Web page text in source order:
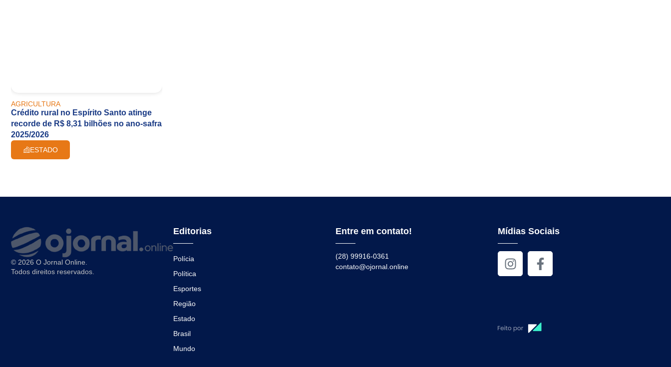
AGRICULTURA
Crédito rural no Espírito Santo atinge
recorde de R$ 8,31 bilhões no ano-safra
2025/2026
ESTADO
© 2026 O Jornal Online.
Todos direitos reservados.
Editorias
Polícia
Política
Esportes
Região
Estado
Brasil
Mundo
Entre em contato!
(28) 99916-0361
contato@ojornal.online
Mídias Sociais